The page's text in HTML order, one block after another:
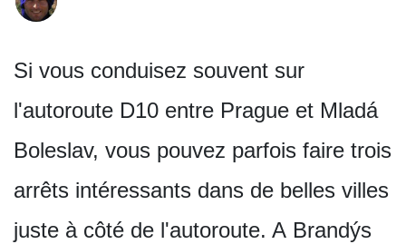
Si vous conduisez souvent sur
l'autoroute D10 entre Prague et Mladá
Boleslav, vous pouvez parfois faire trois
arrêts intéressants dans de belles villes
juste à côté de l'autoroute. A Brandýs